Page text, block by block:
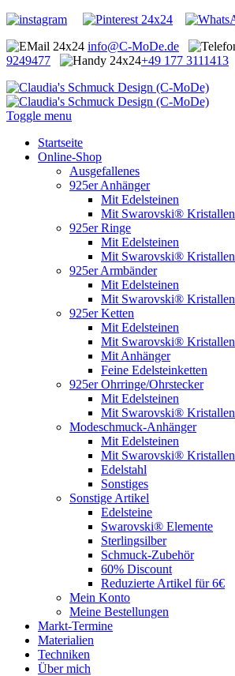
info@C-MoDe.de
9249477
+49 177 3111413
Toggle menu
Startseite
Online-Shop
Ausgefallenes
925er Anhänger
Mit Edelsteinen
Mit Swarovski® Kristallen
925er Ringe
Mit Edelsteinen
Mit Swarovski® Kristallen
925er Armbänder
Mit Edelsteinen
Mit Swarovski® Kristallen
925er Ketten
Mit Edelsteinen
Mit Swarovski® Kristallen
Mit Anhänger
Feine Edelsteinketten
925er Ohrringe/Ohrstecker
Mit Edelsteinen
Mit Swarovski® Kristallen
Modeschmuck-Anhänger
Mit Edelsteinen
Mit Swarovski® Kristallen
Edelstahl
Sonstiges
Sonstige Artikel
Edelsteine
Swarovski® Elemente
Sterlingsilber
Schmuck-Zubehör
60% Discount
Reduzierte Artikel für 6€
Mein Konto
Meine Bestellungen
Markt-Termine
Materialien
Techniken
Über mich